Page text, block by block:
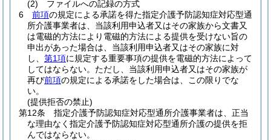
(2)
ファイルへの記録の方式
6
前項の規定による承諾を得た指定介護予防認知症対応型通
所介護事業者は、当該利用申込者又はその家族から文書又
は電磁的方法により電磁的方法による提供を受けない旨の
申出があった場合は、当該利用申込者又はその家族に対
し、 第1項に規定する重要事項の提供を電磁的方法によって
してはならない。 ただし、当該利用申込者又はその家族が
再び前項の規定による承諾をした場合は、この限りでな
い。
(提供拒否の禁止)
第12条
指定介護予防認知症対応型通所介護事業者は、正当
な理由なく指定介護予防認知症対応型通所介護の提供を拒
んではならない。